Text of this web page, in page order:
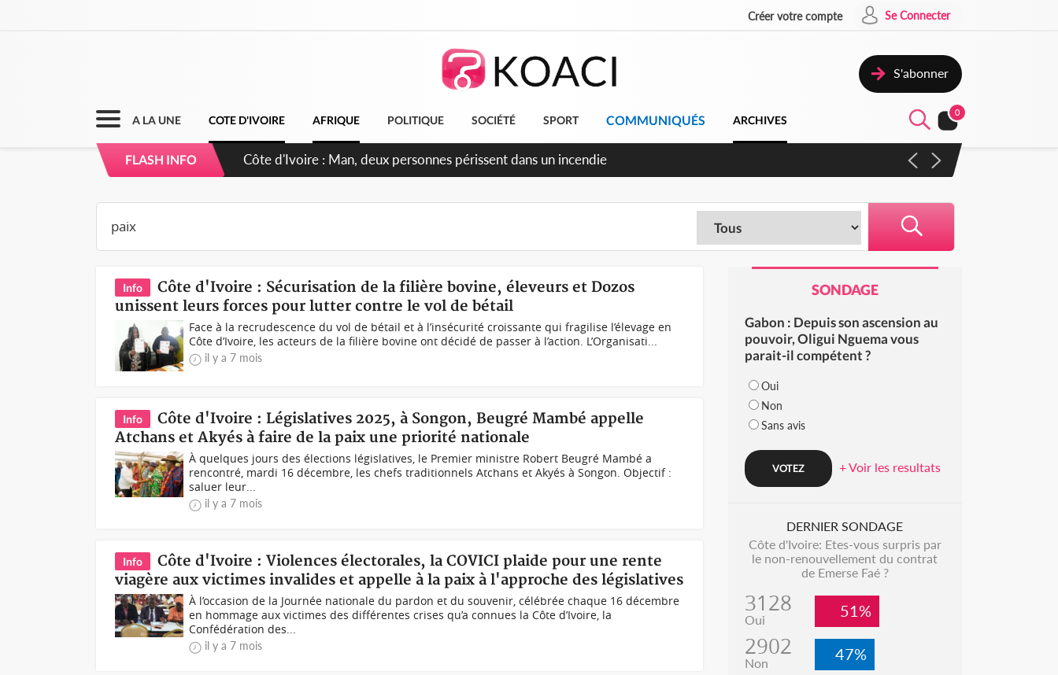
Créer votre compte Se Connecter
S'abonner
A LA UNE COTE D'IVOIRE AFRIQUE POLITIQUE SOCIÉTÉ SPORT COMMUNIQUÉS ARCHIVES
0
FLASH INFO
Côte d'Ivoire : Séileu, la célébration de la fête nationale transformée en vaste campagne contre les produits
Info
Côte d'Ivoire : Sécurisation de la filière bovine, éleveurs et Dozos
unissent leurs forces pour lutter contre le vol de bétail
Face à la recrudescence du vol de bétail et à l’insécurité croissante qui fragilise l’élevage en
Côte d’Ivoire, les acteurs de la filière bovine ont décidé de passer à l’action. L’Organisati...
il y a 7 mois
Info
Côte d'Ivoire : Législatives 2025, à Songon, Beugré Mambé appelle
Atchans et Akyés à faire de la paix une priorité nationale
À quelques jours des élections législatives, le Premier ministre Robert Beugré Mambé a
rencontré, mardi 16 décembre, les chefs traditionnels Atchans et Akyés à Songon. Objectif :
saluer leur...
il y a 7 mois
Info
Côte d'Ivoire : Violences électorales, la COVICI plaide pour une rente
viagère aux victimes invalides et appelle à la paix à l'approche des législatives
À l’occasion de la Journée nationale du pardon et du souvenir, célébrée chaque 16 décembre
en hommage aux victimes des différentes crises qu’a connues la Côte d’Ivoire, la
Confédération des...
il y a 7 mois
SONDAGE
Gabon : Depuis son ascension au
pouvoir, Oligui Nguema vous
parait-il compétent ?
Oui
Non
Sans avis
+ Voir les resultats
DERNIER SONDAGE
Côte d'Ivoire: Etes-vous surpris par
le non-renouvellement du contrat
de Emerse Faé ?
3128
Oui 51%
2902
Non 47%